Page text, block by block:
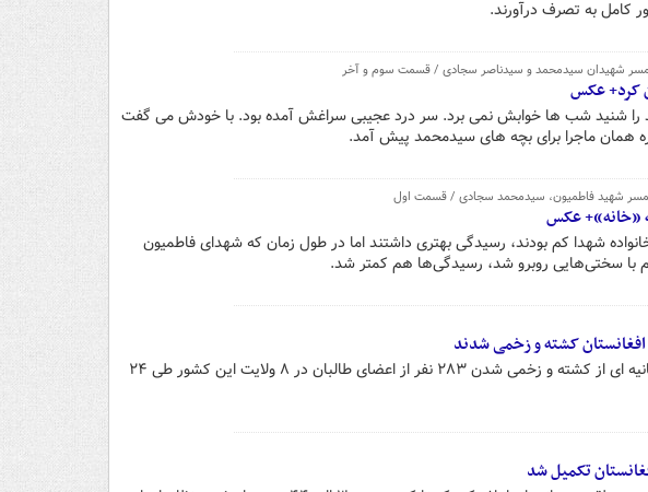
کامل به تصرف درآورند.
کرد+‌ عکس
شنید شب ها خوابش نمی برد. سر درد عجیبی سراغش آمده بود. با خودش می گفت
همان ماجرا برای بچه های سیدمحمد پیش آمد.
«خانه»+‌ عکس
شهدا کم بودند، رسیدگی بهتری داشتند اما در طول زمان که شهدای فاطمیون
با سختی‌هایی روبرو شد، رسیدگی‌ها هم کمتر شد.
وزارت دفاع ملی افغانستان امروز در بیانیه ای از کشته و زخمی شدن ۲۸۳ نفر از اعضای طالبان در ۸ ولایت این کشور طی ۲۴